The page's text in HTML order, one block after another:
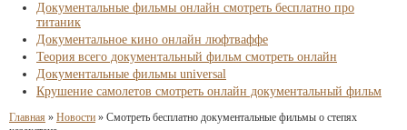
Документальные фильмы онлайн смотреть бесплатно про
титаник
Документальное кино онлайн люфтваффе
Теория всего документальный фильм смотреть онлайн
Документальные фильмы universal
Крушение самолетов смотреть онлайн документальный фильм
Главная » Новости » Смотреть бесплатно документальные фильмы о степях